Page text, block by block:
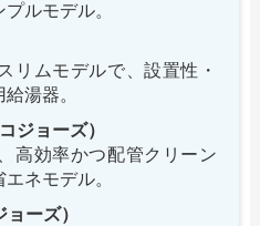
ルモデル。
リムモデルで、設置性・
湯器。
ジョーズ）
高効率かつ配管クリーン
ネモデル。
ーズ）